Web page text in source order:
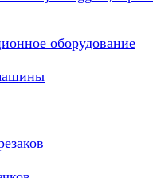
оборудование